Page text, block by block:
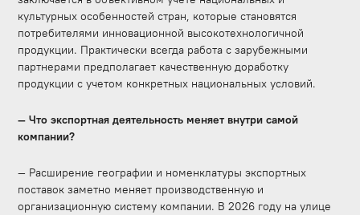
культурных особенностей стран, которые становятся
потребителями инновационной высокотехнологичной
продукции. Практически всегда работа с зарубежными
партнерами предполагает качественную доработку
продукции с учетом конкретных национальных условий.
— Что экспортная деятельность меняет внутри самой
компании?
— Расширение географии и номенклатуры экспортных
поставок заметно меняет производственную и
организационную систему компании. В 2026 году на улице